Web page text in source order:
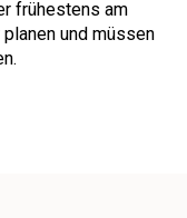
frühestens am
und müssen